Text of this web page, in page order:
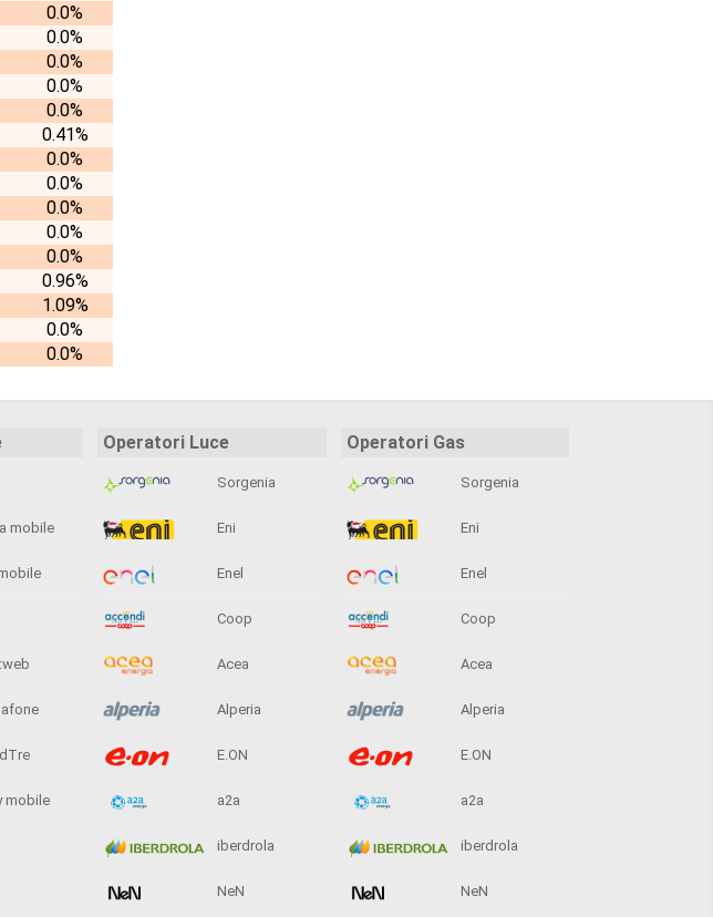
0.0%
0.0%
0.0%
0.0%
0.0%
0.41%
0.0%
0.0%
0.0%
0.0%
0.0%
0.96%
1.09%
0.0%
0.0%
mobile
mobile
Operatori Luce
Sorgenia
Eni
Enel
Coop
Acea
Alperia
E.ON
a2a
iberdrola
NeN
Operatori Gas
Sorgenia
Eni
Enel
Coop
Acea
Alperia
E.ON
a2a
iberdrola
NeN